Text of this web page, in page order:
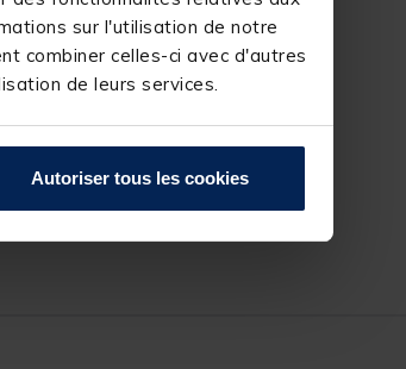
sur l'utilisation de notre
combiner celles-ci avec d'autres
de leurs services.
Autoriser tous les cookies